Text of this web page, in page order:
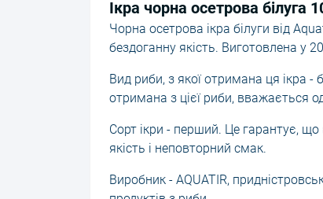
Ікра чорна осетрова білуга
Чорна осетрова ікра білуги від
бездоганну якість. Виготовлена у
Вид риби, з якої отримана ця ікра -
отримана з цієї риби, вважається
Сорт ікри - перший. Це гарантує,
якість і неповторний смак.
Виробник - AQUATIR,